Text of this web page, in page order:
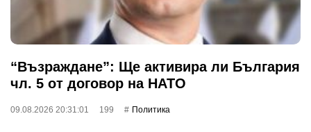
“Възраждане”: Ще активира ли България
чл. 5 от договор на НАТО
09.08.2026 20:31:01 199 Политика